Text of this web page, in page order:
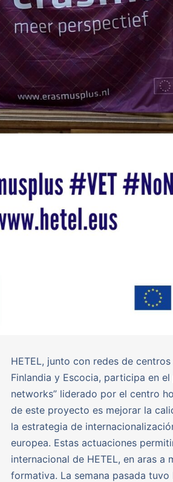
HETEL, junto con redes de
Finlandia y Escocia, participa en
networks” liderado por el centro
de este proyecto es mejorar la
la estrategia de
europea. Estas actuaciones
internacional de HETEL, en aras
formativa. La semana pasada